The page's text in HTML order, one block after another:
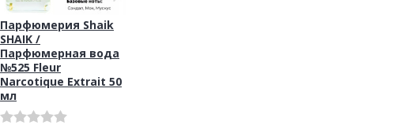
Парфюмерия Shaik
SHAIK /
Парфюмерная вода
№525 Fleur
Narcotique Extrait 50
мл